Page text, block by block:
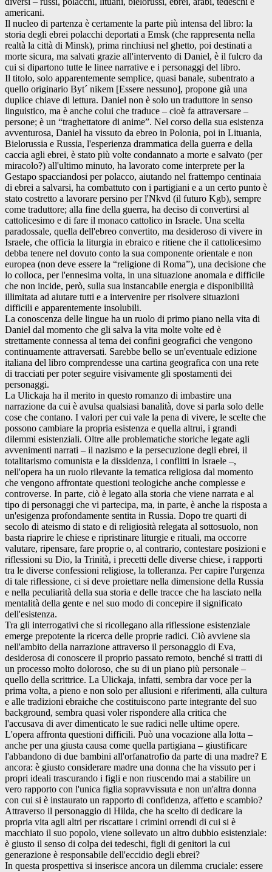
americani.
Il nucleo di partenza è certamente la parte più intensa del libro: la
storia degli ebrei polacchi deportati a Emsk (che rappresenta nella
realtà la città di Minsk), prima rinchiusi nel ghetto, poi destinati a
morte sicura, ma salvati grazie all'intervento di Daniel, è il fulcro da
cui si dipartono tutte le linee narrative e i personaggi del libro.
Il titolo, solo apparentemente semplice, quasi banale, subentrato a
quello originario Byt´ nikem [Essere nessuno], propone già una
duplice chiave di lettura. Daniel non è solo un traduttore in senso
linguistico, ma è anche colui che traduce – cioè fa attraversare –
persone; è un “traghettatore di anime”. Nel corso della sua esistenza
avventurosa, Daniel ha vissuto da ebreo in Polonia, poi in Lituania,
Bielorussia e Russia, l'esperienza drammatica della guerra e della
caccia agli ebrei, è stato più volte condannato a morte e salvato (per
miracolo?) all'ultimo minuto, ha lavorato come interprete per la
Gestapo spacciandosi per polacco, aiutando nel frattempo centinaia
di ebrei a salvarsi, ha combattuto con i partigiani e a un certo punto è
stato costretto a lavorare persino per l'Nkvd (il futuro Kgb), sempre
come traduttore; alla fine della guerra, ha deciso di convertirsi al
cattolicesimo e di fare il monaco cattolico in Israele. Una scelta
paradossale, quella dell'ebreo convertito, ma desideroso di vivere in
Israele, che officia la liturgia in ebraico e ritiene che il cattolicesimo
debba tenere nel dovuto conto la sua componente orientale e non
europea (non deve essere la “religione di Roma”), una decisione che
lo colloca, per l'ennesima volta, in una situazione anomala e difficile
che non incide, però, sulla sua instancabile energia e disponibilità
illimitata ad aiutare tutti e a intervenire per risolvere situazioni
difficili e apparentemente insolubili.
La conoscenza delle lingue ha un ruolo di primo piano nella vita di
Daniel dal momento che gli salva la vita molte volte ed è
strettamente connessa al tema dei confini geografici che vengono
continuamente attraversati. Sarebbe bello se un'eventuale edizione
italiana del libro comprendesse una cartina geografica con una rete
di tracciati per poter seguire visivamente gli spostamenti dei
personaggi.
La Ulickaja ha il merito in questo romanzo di imbastire una
narrazione da cui è avulsa qualsiasi banalità, dove si parla solo delle
cose che contano. I valori per cui vale la pena di vivere, le scelte che
possono cambiare la propria esistenza e quella altrui, i grandi
dilemmi esistenziali. Oltre alle problematiche storiche legate agli
avvenimenti narrati – il nazismo e la persecuzione degli ebrei, il
totalitarismo comunista e la dissidenza, i conflitti in Israele –,
nell'opera ha un ruolo rilevante la tematica religiosa dal momento
che vengono affrontate questioni teologiche anche complesse e
controverse. In parte, ciò è legato alla storia che viene narrata e al
tipo di personaggi che vi partecipa, ma, in parte, è anche la risposta a
un'esigenza profondamente sentita in Russia. Dopo tre quarti di
secolo di ateismo di stato e di religiosità relegata al sottosuolo, non
basta riaprire le chiese e ripristinare liturgie e rituali, ma occorre
valutare, ripensare, fare proprie o, al contrario, contestare posizioni e
riflessioni su Dio, la Trinità, i precetti delle diverse chiese, i rapporti
tra le diverse confessioni religiose, la tolleranza. Per capire l'urgenza
di tale riflessione, ci si deve proiettare nella dimensione della Russia
e nella peculiarità della sua storia e delle tracce che ha lasciato nella
mentalità della gente e nel suo modo di concepire il significato
dell'esistenza.
Tra gli interrogativi che si ricollegano alla riflessione esistenziale
emerge prepotente la ricerca delle proprie radici. Ciò avviene sia
nell'ambito della narrazione attraverso il personaggio di Eva,
desiderosa di conoscere il proprio passato remoto, benché si tratti di
un processo molto doloroso, che su di un piano più personale –
quello della scrittrice. La Ulickaja, infatti, sembra dar voce per la
prima volta, a pieno e non solo per allusioni e riferimenti, alla cultura
e alle tradizioni ebraiche che costituiscono parte integrante del suo
background, sembra quasi voler rispondere alla critica che
l'accusava di aver dimenticato le sue radici nelle ultime opere.
L'opera affronta questioni difficili. Può una vocazione alla lotta –
anche per una giusta causa come quella partigiana – giustificare
l'abbandono di due bambini all'orfanatrofio da parte di una madre? E
ancora: è giusto considerare madre una donna che ha vissuto per i
propri ideali trascurando i figli e non riuscendo mai a stabilire un
vero rapporto con l'unica figlia sopravvissuta e non un'altra donna
con cui si è instaurato un rapporto di confidenza, affetto e scambio?
Attraverso il personaggio di Hilda, che ha scelto di dedicare la
propria vita agli altri per riscattare i crimini orrendi di cui si è
macchiato il suo popolo, viene sollevato un altro dubbio esistenziale:
è giusto il senso di colpa dei tedeschi, figli di genitori la cui
generazione è responsabile dell'eccidio degli ebrei?
In questa prospettiva si inserisce ancora un dilemma cruciale: essere